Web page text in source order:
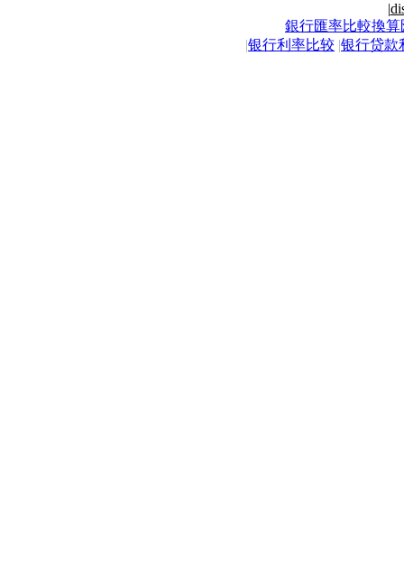
|
銀行匯率比較換算
|银行利率比较 |银行贷款